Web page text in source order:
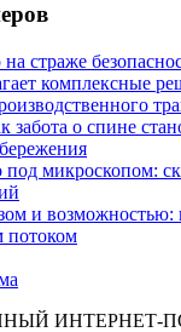
страже
комплексные
забота о спине
под микроскопом:
и возможностью:
потоком
ИНТЕРНЕТ-